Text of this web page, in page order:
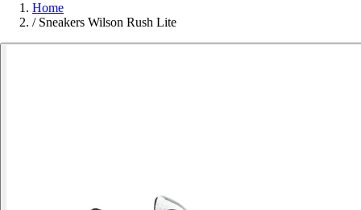
Home
/ Sneakers Wilson Rush Lite